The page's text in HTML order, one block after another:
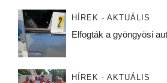
HÍREK - AKTUÁLIS
Elfogták a gyöngyösi
HÍREK - AKTUÁLIS